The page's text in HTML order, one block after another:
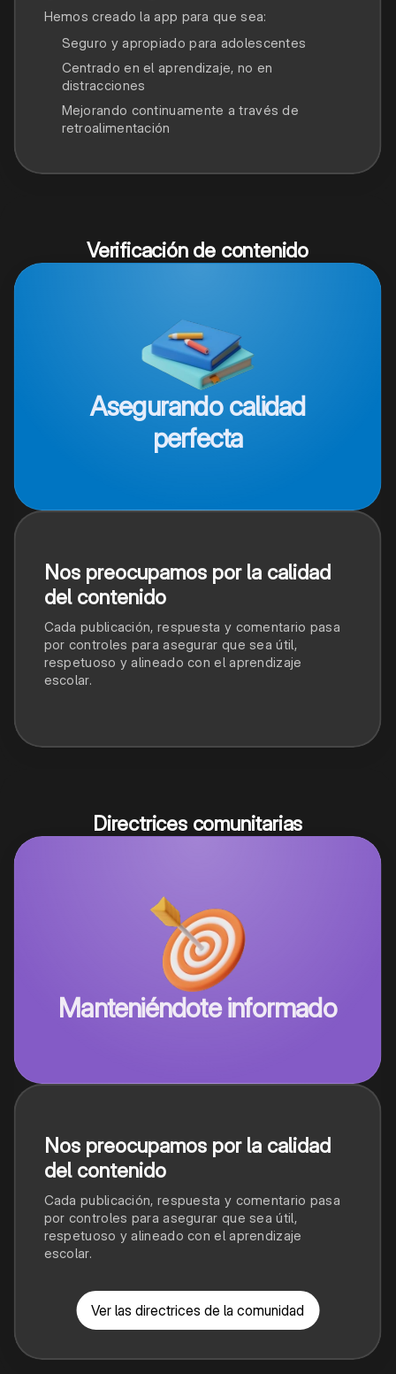
Hemos creado la app para que sea:
Seguro y apropiado para adolescentes
Centrado en el aprendizaje, no en
distracciones
Mejorando continuamente a través de
retroalimentación
Verificación de contenido
Nos preocupamos por la calidad
del contenido
Cada publicación, respuesta y comentario pasa
por controles para asegurar que sea útil,
respetuoso y alineado con el aprendizaje
escolar.
Asegurando calidad
perfecta
Directrices comunitarias
Nos preocupamos por la calidad
del contenido
Cada publicación, respuesta y comentario pasa
por controles para asegurar que sea útil,
respetuoso y alineado con el aprendizaje
escolar.
Ver las directrices de la comunidad
Manteniéndote informado